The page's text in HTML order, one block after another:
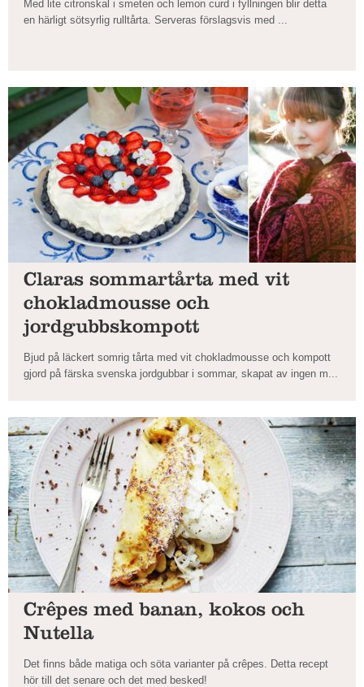
Med lite citronskal i smeten och lemon curd i fyllningen blir detta
en härligt sötsyrlig rulltårta. Serveras förslagsvis med ...
Claras sommartårta med vit
chokladmousse och
jordgubbskompott
Bjud på läckert somrig tårta med vit chokladmousse och kompott
gjord på färska svenska jordgubbar i sommar, skapat av ingen m...
Crêpes med banan, kokos och
Nutella
Det finns både matiga och söta varianter på crêpes. Detta recept
hör till det senare och det med besked!